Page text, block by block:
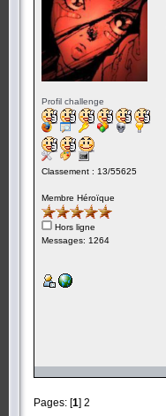
Profil challenge
Classement : 13/55625
Membre Héroïque
Hors ligne
Messages: 1264
Pages: [1] 2